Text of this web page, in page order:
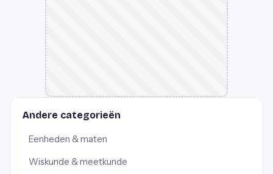
Andere categorieën
Eenheden & maten
Wiskunde & meetkunde